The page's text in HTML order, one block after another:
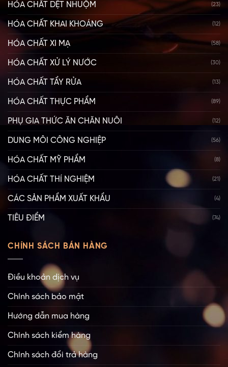
HÓA CHẤT DỆT NHUỘM (23)
HÓA CHẤT KHAI KHOÁNG (12)
HÓA CHẤT XI MẠ (58)
HÓA CHẤT XỬ LÝ NƯỚC (30)
HÓA CHẤT TẨY RỬA (13)
HÓA CHẤT THỰC PHẨM (89)
PHỤ GIA THỨC ĂN CHĂN NUÔI (12)
DUNG MÔI CÔNG NGHIỆP (56)
HÓA CHẤT MỸ PHẨM (8)
HÓA CHẤT THÍ NGHIỆM (21)
CÁC SẢN PHẨM XUẤT KHẨU (4)
TIÊU ĐIỂM (74)
CHÍNH SÁCH BÁN HÀNG
Điều khoản dịch vụ
Chính sách bảo mật
Hướng dẫn mua hàng
Chính sách kiểm hàng
Chính sách đổi trả hàng